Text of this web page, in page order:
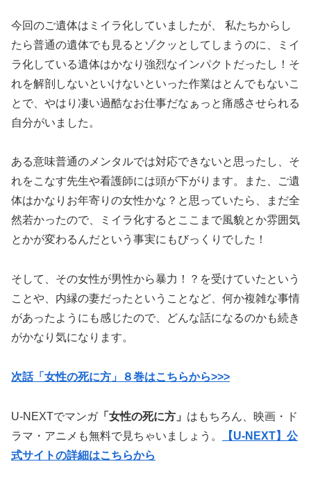
今回のご遺体はミイラ化していましたが、 私たちからし
たら普通の遺体でも見るとゾクッとしてしまうのに、ミイ
ラ化している遺体はかなり強烈なインパクトだったし！そ
れを解剖しないといけないといった作業はとんでもないこ
とで、やはり凄い過酷なお仕事だなぁっと痛感させられる
自分がいました。
ある意味普通のメンタルでは対応できないと思ったし、そ
れをこなす先生や看護師には頭が下がります。また、ご遺
体はかなりお年寄りの女性かな？と思っていたら、まだ全
然若かったので、ミイラ化するとここまで風貌とか雰囲気
とかが変わるんだという事実にもびっくりでした！
そして、その女性が男性から暴力！？を受けていたという
ことや、内縁の妻だったということなど、何か複雑な事情
があったようにも感じたので、どんな話になるのかも続き
がかなり気になります。
次話「女性の死に方」８巻はこちらから>>>
U-NEXTでマンガ「女性の死に方」 はもちろん、映画・ド
ラマ・アニメも無料で見ちゃいましょう。
【U-NEXT】公
式サイトの詳細はこちらから